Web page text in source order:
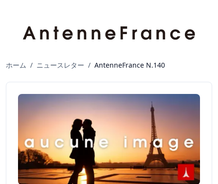
ホーム / ニュースレター / AntenneFrance N.140